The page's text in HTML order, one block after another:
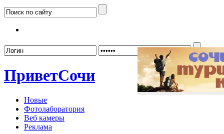
ПриветСочи
Новые
Фотолаборатория
Веб камеры
Реклама